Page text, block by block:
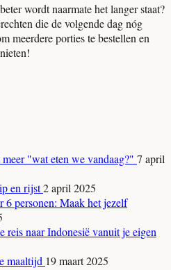
wordt naarmate het langer staat?
die de volgende dag nóg
meerdere porties te bestellen en
"wat eten we vandaag?" 7 april
en rijst2 april 2025
6 personen: Maak het jezelf
reis naar Indonesië vanuit je eigen
maaltijd 19 maart 2025